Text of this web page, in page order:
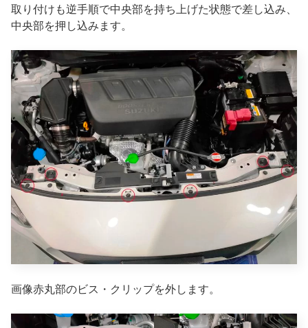
取り付けも逆手順で中央部を持ち上げた状態で差し込み、
中央部を押し込みます。
画像赤丸部のビス・クリップを外します。